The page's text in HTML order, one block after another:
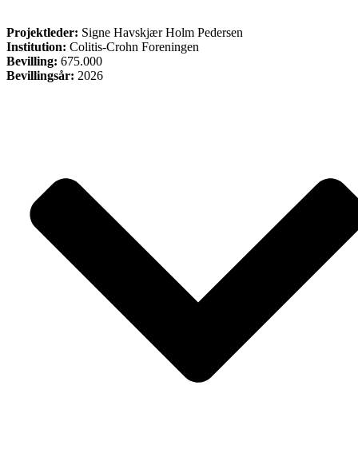
Projektleder: Signe Havskjær Holm Pedersen
Institution: Colitis-Crohn Foreningen
Bevilling: 675.000
Bevillingsår: 2026